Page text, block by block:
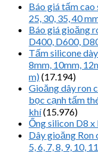
Báo giá tấm cao
25, 30, 35, 40
Báo giá gioăng
D400, D600,
Tấm silicone
8mm, 10mm,
m)(17.194)
Gioăng dây ron
bọc cạnh tấm
khí(15.976)
Ống silicon D8
Dây gioăng Ron
5, 6, 7, 8, 9, 10,